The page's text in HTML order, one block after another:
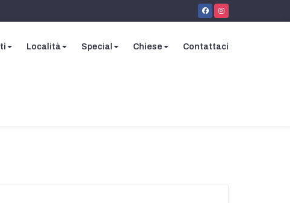
Località Special Chiese Contattaci